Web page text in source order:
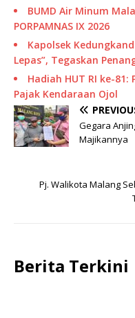
BUMD Air Minum
PORPAMNAS IX 2026
Kapolsek
Lepas”, Tegaskan
Hadiah HUT RI ke-
Pajak Kendaraan Ojol
Gegara
Majikannya
Pj. Walikota Malang
Berita Terkini